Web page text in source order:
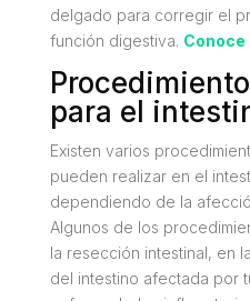
delgado para corregir el
función digestiva. Conoce
para el
Existen varios
pueden realizar en el
dependiendo de la
Algunos de los
la resección intestinal, en
del intestino afectada por